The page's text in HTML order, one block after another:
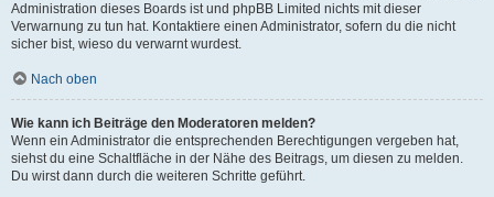
Administration dieses Boards ist und phpBB Limited nichts mit dieser
Verwarnung zu tun hat. Kontaktiere einen Administrator, sofern du die nicht
sicher bist, wieso du verwarnt wurdest.
Nach oben
Wie kann ich Beiträge den Moderatoren melden?
Wenn ein Administrator die entsprechenden Berechtigungen vergeben hat,
siehst du eine Schaltfläche in der Nähe des Beitrags, um diesen zu melden.
Du wirst dann durch die weiteren Schritte geführt.